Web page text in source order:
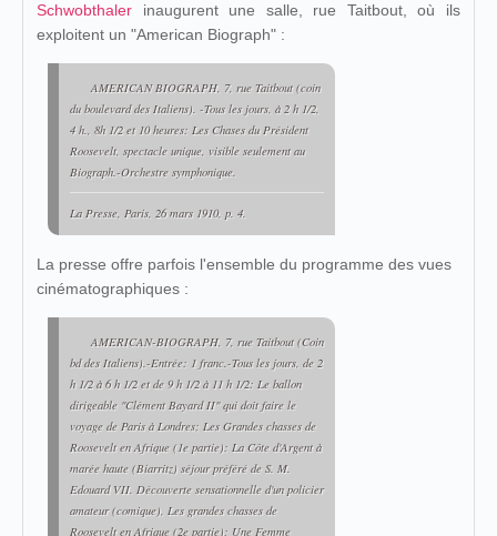
Schwobthaler inaugurent une salle, rue Taitbout, où ils
exploitent un "American Biograph" :
AMERICAN BIOGRAPH, 7, rue Taitbout (coin
du boulevard des Italiens). -Tous les jours, à 2 h 1/2,
4 h., 8h 1/2 et 10 heures: Les Chases du Président
Roosevelt, spectacle unique, visible seulement au
Biograph.-Orchestre symphonique.
La Presse, Paris, 26 mars 1910, p. 4.
La presse offre parfois l'ensemble du programme des vues
cinématographiques :
AMERICAN-BIOGRAPH, 7, rue Taitbout (Coin
bd des Italiens).-Entrée: 1 franc.-Tous les jours, de 2
h 1/2 à 6 h 1/2 et de 9 h 1/2 à 11 h 1/2: Le ballon
dirigeable "Clément Bayard II" qui doit faire le
voyage de Paris à Londres; Les Grandes chasses de
Roosevelt en Afrique (1e partie): La Côte d'Argent à
marée haute (Biarritz) séjour préféré de S. M.
Edouard VII. Découverte sensationnelle d'un policier
amateur (comique), Les grandes chasses de
Roosevelt en Afrique (2e partie); Une Femme